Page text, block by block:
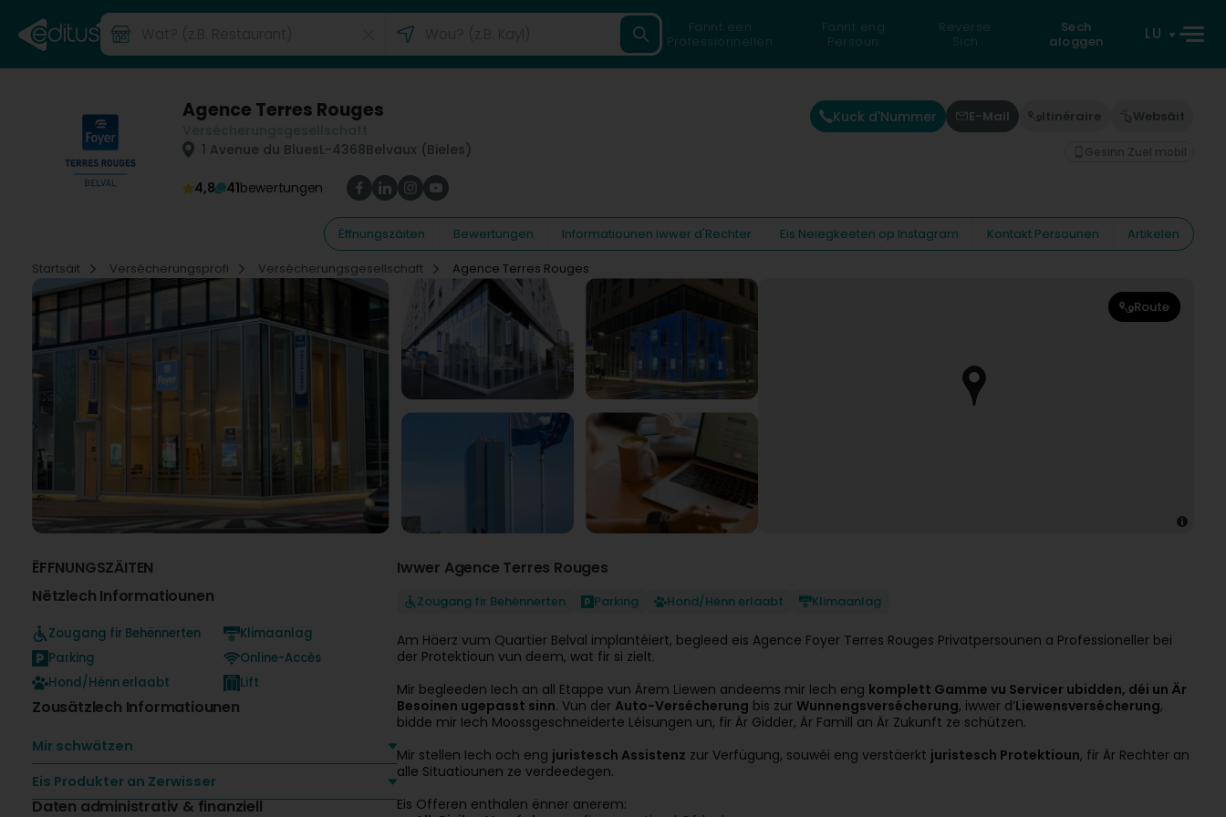
Fannt een
Professionnellen
Fannt eng
Persoun
Reverse
Sich
Sech
aloggen
LU
Agence Terres Rouges
1 Avenue du BluesL-4368Belvaux (Bieles)
4,8 41bewertungen
Kuck d'Nummer E-Mail Itinéraire Websäit
Gesinn Zuel mobil
Ëffnungszäiten Bewertungen Informatiounen iwwer d'Rechter Eis Neiegkeeten op Instagram Kontakt Persounen
Artikelen
Startsäit
Versécherungsprofi Versécherungsgesellschaft Agence Terres Rouges
Route
ËFFNUNGSZÄITEN
Nëtzlech Informatiounen
Zougang fir Behënnerten
Parking
Hond/Hënn erlaabt
Klimaanlag
Online-Accès
Lift
Zousätzlech Informatiounen
Mir schwätzen
Eis Produkter an Zerwisser
Daten administrativ & finanziell
Iwwer Agence Terres Rouges
Zougang fir Behënnerten Parking Hond/Hënn erlaabt Klimaanlag
Am Häerz vum Quartier Belval implantéiert, begleed eis Agence Foyer Terres Rouges Privatpersounen a Professioneller bei
der Protektioun vun deem, wat fir si zielt.
Mir begleeden Iech an all Etappe vun Ärem Liewen andeems mir Iech eng komplett Gamme vu Servicer ubidden, déi un Är
Besoinen ugepasst sinn. Vun der Auto-Versécherung bis zur Wunnengsversécherung, iwwer d’Liewensversécherung,
bidde mir Iech Moossgeschneiderte Léisungen un, fir Är Gidder, Är Famill an Är Zukunft ze schützen.
Mir stellen Iech och eng juristesch Assistenz zur Verfügung, souwéi eng verstäerkt juristesch Protektioun, fir Är Rechter an
alle Situatiounen ze verdeedegen.
Eis Offeren enthalen ënner anerem: